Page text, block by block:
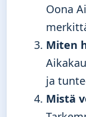
Oona
Miten
ja
Mistä